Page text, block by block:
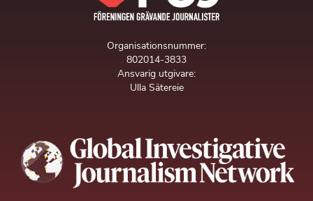
Organisationsnummer:
802014-3833
Ansvarig utgivare:
Ulla Sätereie